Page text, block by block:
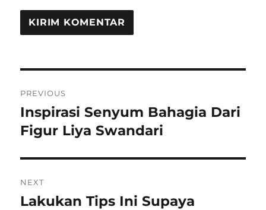
pos
PREVIOUS
Previous
post:
Inspirasi Senyum Bahagia Dari
Figur Liya Swandari
NEXT
Next
Lakukan Tips Ini Supaya